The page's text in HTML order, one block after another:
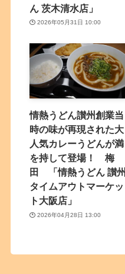
ん 茨木清水店」
2026年05月31日 10:00
情熱うどん讃州創業当
時の味が再現された大
人気カレーうどんが満
を持して登場！ 梅
田 「情熱うどん 讃州
タイムアウトマーケッ
ト大阪店」
2026年04月28日 13:00